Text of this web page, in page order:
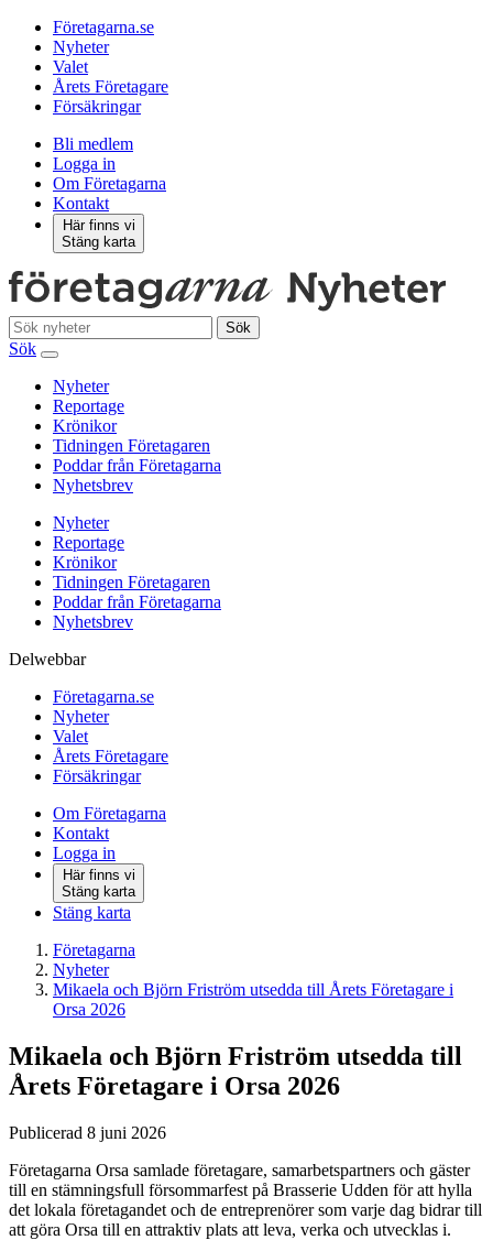
Företagarna.se
Nyheter
Valet
Årets Företagare
Försäkringar
Bli medlem
Logga in
Om Företagarna
Kontakt
Här finns vi
Stäng karta
Sök
Sök
Nyheter
Reportage
Krönikor
Tidningen Företagaren
Poddar från Företagarna
Nyhetsbrev
Nyheter
Reportage
Krönikor
Tidningen Företagaren
Poddar från Företagarna
Nyhetsbrev
Delwebbar
Företagarna.se
Nyheter
Valet
Årets Företagare
Försäkringar
Om Företagarna
Kontakt
Logga in
Här finns vi
Stäng karta
Stäng karta
Företagarna
Nyheter
Mikaela och Björn Friström utsedda till Årets Företagare i
Orsa 2026
Mikaela och Björn Friström utsedda till
Årets Företagare i Orsa 2026
Publicerad 8 juni 2026
Företagarna Orsa samlade företagare, samarbetspartners och gäster
till en stämningsfull försommarfest på Brasserie Udden för att hylla
det lokala företagandet och de entreprenörer som varje dag bidrar till
att göra Orsa till en attraktiv plats att leva, verka och utvecklas i.